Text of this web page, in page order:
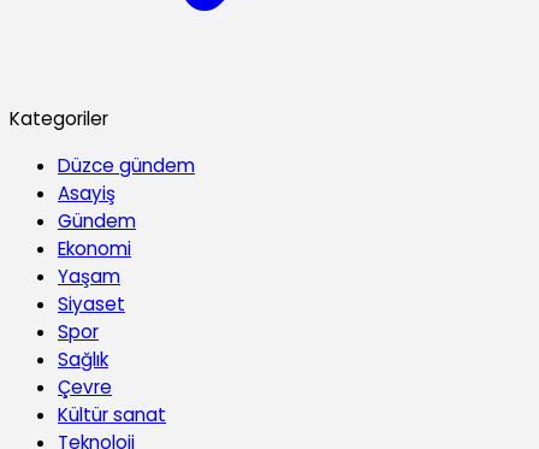
Kategoriler
Düzce gündem
Asayiş
Gündem
Ekonomi
Yaşam
Siyaset
Spor
Sağlık
Çevre
Kültür sanat
Teknoloji